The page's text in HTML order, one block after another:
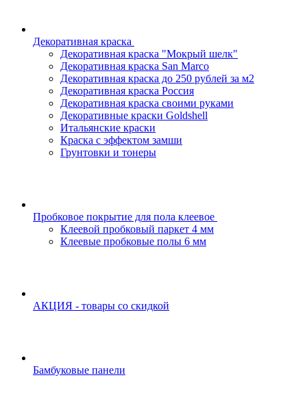
Декоративная краска
Декоративная краска "Мокрый шелк"
Декоративная краска San Marco
Декоративная краска до 250 рублей за м2
Декоративная краска Россия
Декоративная краска своими руками
Декоративные краски Goldshell
Итальянские краски
Краска с эффектом замши
Грунтовки и тонеры
Пробковое покрытие для пола клеевое
Клеевой пробковый паркет 4 мм
Клеевые пробковые полы 6 мм
АКЦИЯ - товары со скидкой
Бамбуковые панели